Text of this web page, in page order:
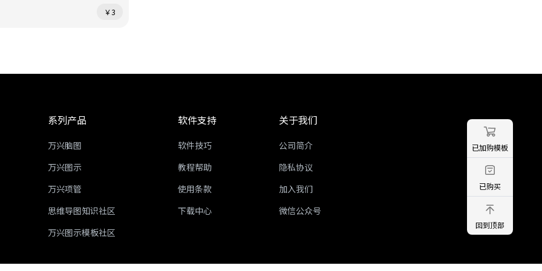
￥3
已加购模板
已购买
回到顶部
系列产品
万兴脑图
万兴图示
万兴项管
思维导图知识社区
万兴图示模板社区
软件支持
软件技巧
教程帮助
使用条款
下载中心
关于我们
公司简介
隐私协议
加入我们
微信公众号